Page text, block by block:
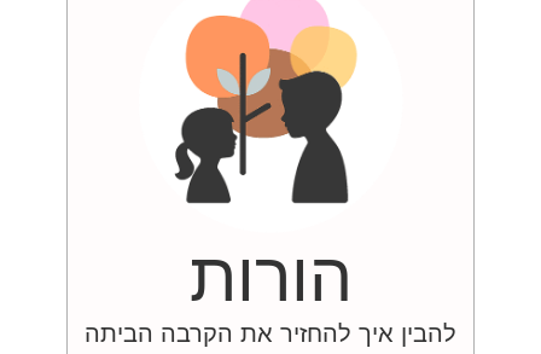
הורות
להבין איך להחזיר את הקרבה הביתה